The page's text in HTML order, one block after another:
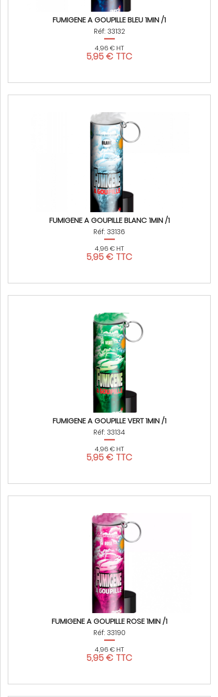
FUMIGENE A GOUPILLE BLEU 1MIN /1
Réf: 33132
4,96 € HT
5,95 € TTC
FUMIGENE A GOUPILLE BLANC 1MIN /1
Réf: 33136
4,96 € HT
5,95 € TTC
FUMIGENE A GOUPILLE VERT 1MIN /1
Réf: 33134
4,96 € HT
5,95 € TTC
FUMIGENE A GOUPILLE ROSE 1MIN /1
Réf: 33190
4,96 € HT
5,95 € TTC